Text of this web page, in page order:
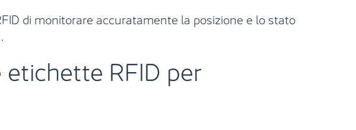
di monitorare accuratamente la posizione e lo stato
RFID per